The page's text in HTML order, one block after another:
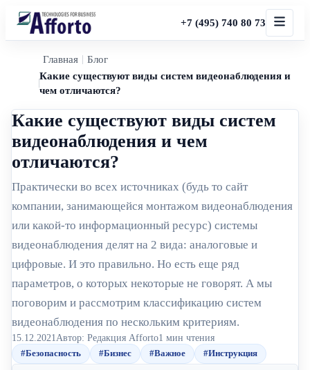
+7 (495) 740 80 73
Главная
Блог
Какие существуют виды систем видеонаблюдения и
чем отличаются?
Какие существуют виды систем
видеонаблюдения и чем
отличаются?
Практически во всех источниках (будь то сайт
компании, занимающейся монтажом видеонаблюдения
или какой-то информационный ресурс) системы
видеонаблюдения делят на 2 вида: аналоговые и
цифровые. И это правильно. Но есть еще ряд
параметров, о которых некоторые не говорят. А мы
поговорим и рассмотрим классификацию систем
видеонаблюдения по нескольким критериям.
15.12.2021Автор: Редакция Afforto1 мин чтения
#Безопасность #Бизнес #Важное #Инструкция